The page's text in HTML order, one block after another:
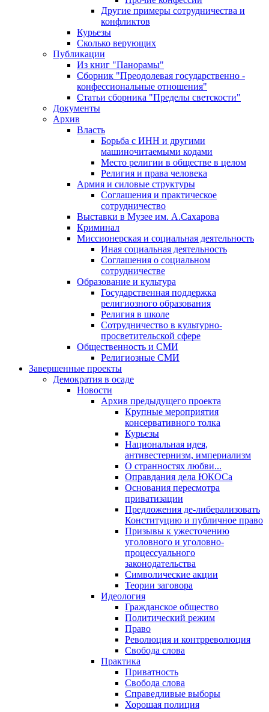
Другие примеры сотрудничества и
конфликтов
Курьезы
Сколько верующих
Публикации
Из книг "Панорамы"
Сборник "Преодолевая государственно -
конфессиональные отношения"
Статьи сборника "Пределы светскости"
Документы
Архив
Власть
Борьба с ИНН и другими
машиночитаемыми кодами
Место религии в обществе в целом
Религия и права человека
Армия и силовые структуры
Соглашения и практическое
сотрудничество
Выставки в Музее им. А.Сахарова
Криминал
Миссионерская и социальная деятельность
Иная социальная деятельность
Соглашения о социальном
сотрудничестве
Образование и культура
Государственная поддержка
религиозного образования
Религия в школе
Сотрудничество в культурно-
просветительской сфере
Общественность и СМИ
Религиозные СМИ
Завершенные проекты
Демократия в осаде
Новости
Архив предыдущего проекта
Крупные мероприятия
консервативного толка
Курьезы
Национальная идея,
антивестернизм, империализм
О странностях любви...
Оправдания дела ЮКОСа
Основания пересмотра
приватизации
Предложения де-либерализовать
Конституцию и публичное право
Призывы к ужесточению
уголовного и уголовно-
процессуального
законодательства
Символические акции
Теории заговора
Идеология
Гражданское общество
Политический режим
Право
Революция и контрреволюция
Свобода слова
Практика
Приватность
Свобода слова
Справедливые выборы
Хорошая полиция